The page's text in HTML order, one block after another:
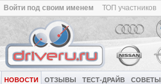
Войти под своим именем ТОП участников
НОВОСТИ ОТЗЫВЫ ТЕСТ-ДРАЙВ СОВЕТЫ